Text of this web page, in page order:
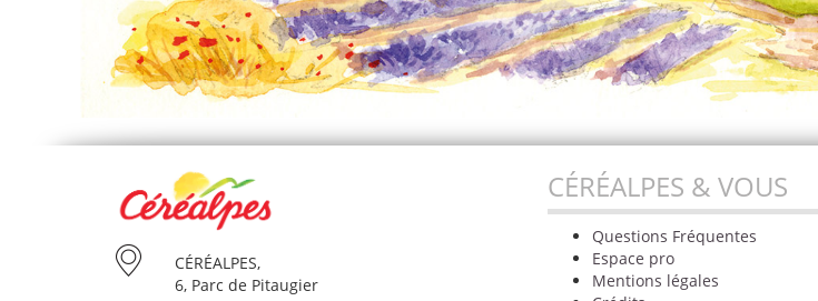
CÉRÉALPES,
6, Parc de Pitaugier
CÉRÉALPES & VOUS
Questions Fréquentes
Espace pro
Mentions légales